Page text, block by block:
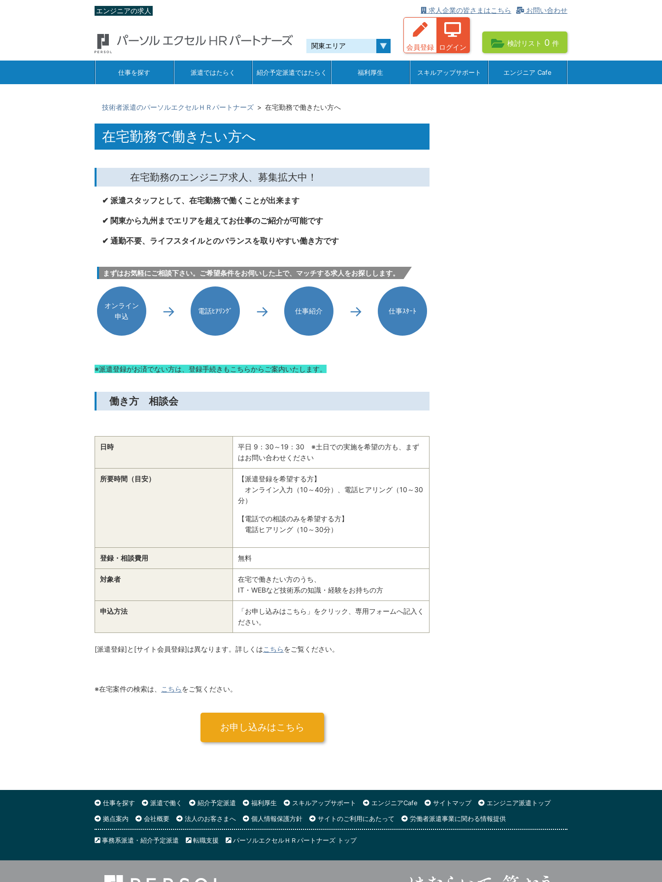
エンジニアの求人 お問い合わせ
求人企業の皆さまはこちら
会員登録 ログイン 検討リスト 0 件
仕事を探す 派遣ではたらく 紹介予定派遣ではたらく 福利厚生 スキルアップサポート エンジニア Cafe
技術者派遣のパーソルエクセルＨＲパートナーズ 在宅勤務で働きたい方へ
在宅勤務で働きたい方へ
在宅勤務のエンジニア求人、募集拡大中！
✔ 派遣スタッフとして、在宅勤務で働くことが出来ます
✔ 関東から九州までエリアを超えてお仕事のご紹介が可能です
✔ 通勤不要、ライフスタイルとのバランスを取りやすい働き方です
まずはお気軽にご相談下さい。ご希望条件をお伺いした上で、マッチする求人をお探しします。
オンライン
申込
電話ﾋｱﾘﾝｸﾞ 仕事紹介 仕事ｽﾀｰﾄ
※派遣登録がお済でない方は、登録手続きもこちらからご案内いたします。
働き方 相談会
日時
平日 9：30～19：30 ※土日での実施を希望の方も、まず
はお問い合わせください
所要時間（目安）
【派遣登録を希望する方】
オンライン入力（10～40分）、電話ヒアリング（10～30
分）
【電話での相談のみを希望する方】
電話ヒアリング（10～30分）
登録・相談費用 無料
対象者
在宅で働きたい方のうち、
IT・WEBなど技術系の知識・経験をお持ちの方
申込方法
「お申し込みはこちら」をクリック、専用フォームへ記入く
ださい。
[派遣登録]と[サイト会員登録]は異なります。詳しくはこちらをご覧ください。
※在宅案件の検索は、 こちらをご覧ください。
お申し込みはこちら
仕事を探す 派遣で働く 紹介予定派遣 福利厚生 スキルアップサポート エンジニアCafe サイトマップ
エンジニア派遣トップ
拠点案内
会社概要 法人のお客さまへ 個人情報保護方針 サイトのご利用にあたって 労働者派遣事業に関わる情報提供
事務系派遣・紹介予定派遣 転職支援 パーソルエクセルＨＲパートナーズ トップ